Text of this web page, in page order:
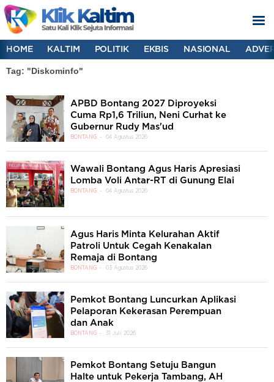
HOME KALTIM POLITIK EKBIS NASIONAL
Tag: "Diskominfo"
APBD Bontang 2027 Diproyeksi
Cuma Rp1,6 Triliun, Neni Curhat ke
Gubernur Rudy Mas'ud
BONTANG 04 Agustus 2026
Wawali Bontang Agus Haris Apresiasi
Lomba Voli Antar-RT di Gunung Elai
BONTANG 04 Agustus 2026
Agus Haris Minta Kelurahan Aktif
Patroli Untuk Cegah Kenakalan
Remaja di Bontang
BONTANG 03 Agustus 2026
Pemkot Bontang Luncurkan Aplikasi
Pelaporan Kekerasan Perempuan
dan Anak
BONTANG 31 Juli 2026
Pemkot Bontang Setuju Bangun
Halte untuk Pekerja Tambang, AH